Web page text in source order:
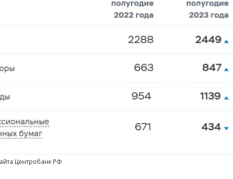
Центробанк РФ